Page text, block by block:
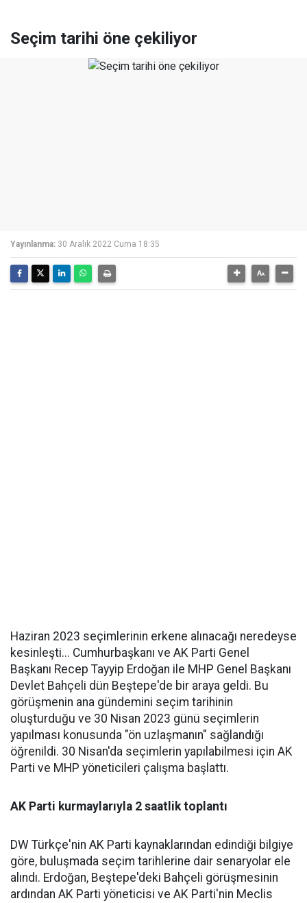
Seçim tarihi öne çekiliyor
Yayınlanma: 30 Aralık 2022 Cuma 18:35
Haziran 2023 seçimlerinin erkene alınacağı neredeyse
kesinleşti... Cumhurbaşkanı ve AK Parti Genel
Başkanı Recep Tayyip Erdoğan ile MHP Genel Başkanı
Devlet Bahçeli dün Beştepe'de bir araya geldi. Bu
görüşmenin ana gündemini seçim tarihinin
oluşturduğu ve 30 Nisan 2023 günü seçimlerin
yapılması konusunda "ön uzlaşmanın" sağlandığı
öğrenildi. 30 Nisan'da seçimlerin yapılabilmesi için AK
Parti ve MHP yöneticileri çalışma başlattı.
AK Parti kurmaylarıyla 2 saatlik toplantı
DW Türkçe'nin AK Parti kaynaklarından edindiği bilgiye
göre, buluşmada seçim tarihlerine dair senaryolar ele
alındı. Erdoğan, Beştepe'deki Bahçeli görüşmesinin
ardından AK Parti yöneticisi ve AK Parti'nin Meclis